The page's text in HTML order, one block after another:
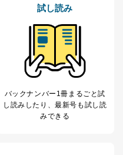
試し読み
バックナンバー1冊まるごと試
し読み したり、最新号も試し読
みできる